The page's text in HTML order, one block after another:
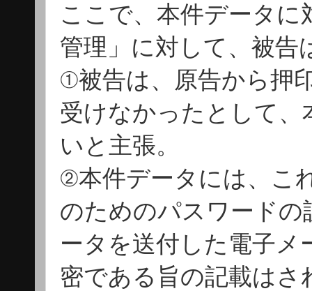
ここで、本件データ
管理」に対して、被告
①被告は、原告から押
受けなかったとして、
いと主張。
②本件データには、こ
のためのパスワード
ータを送付した電子メ
密である旨の記載はさ